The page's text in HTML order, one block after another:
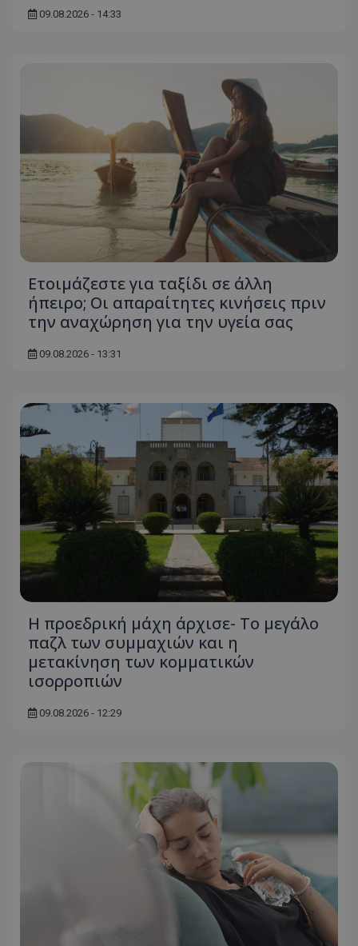
09.08.2026 - 14:33
Ετοιμάζεστε για ταξίδι σε άλλη
ήπειρο; Οι απαραίτητες κινήσεις πριν
την αναχώρηση για την υγεία σας
09.08.2026 - 13:31
Η προεδρική μάχη άρχισε- Το μεγάλο
παζλ των συμμαχιών και η
μετακίνηση των κομματικών
ισορροπιών
09.08.2026 - 12:29